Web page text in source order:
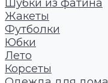
Шубки из фатина
Жакеты
Футболки
Юбки
Лето
Корсеты